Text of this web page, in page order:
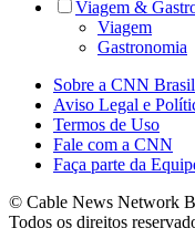
Viagem &
Viagem
Gastronomia
Sobre a CNN Brasil
Aviso Legal e
Termos de Uso
Fale com a CNN
Faça parte da
© Cable News Network
Todos os direitos